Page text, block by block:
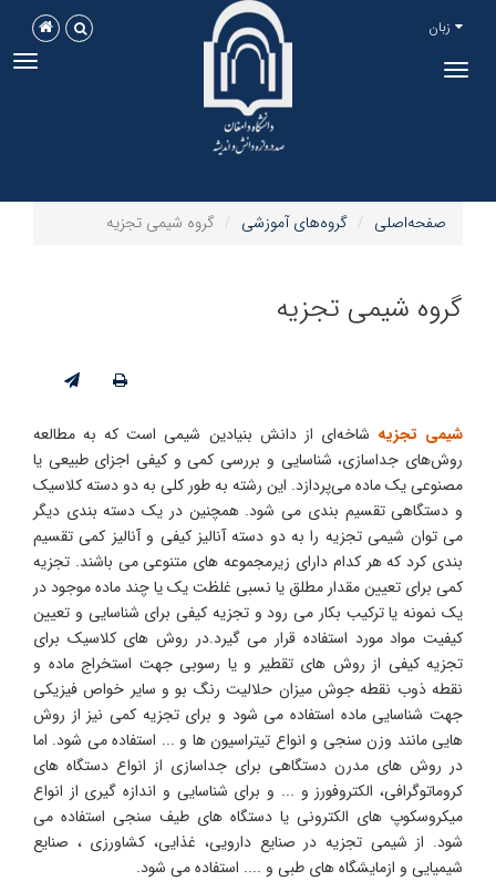
Toggle
زبان
صفحه‌اصلی گروه‌های آموزشی گروه شیمی تجزیه
گروه شیمی تجزیه
شیمی تجزیه شاخه‌ای از دانش بنیادین شیمی است که به مطالعه
روش‌های جداسازی، شناسایی و بررسی کمی و کیفی اجزای طبیعی یا
مصنوعی یک ماده می‌پردازد. این رشته به طور کلی به دو دسته کلاسیک
و دستگاهی تقسیم بندی می شود. همچنین در یک دسته بندی دیگر
می توان شیمی تجزیه را به دو دسته آنالیز کیفی و آنالیز کمی تقسیم
بندی کرد که هر کدام دارای زیرمجموعه های متنوعی می باشند. تجزیه
کمی برای تعیین مقدار مطلق یا نسبی غلظت یک یا چند ماده موجود در
یک نمونه یا ترکیب بکار می رود و تجزیه کیفی برای شناسایی و تعیین
کیفیت مواد مورد استفاده قرار می گیرد.در روش های کلاسیک برای
تجزیه کیفی از روش های تقطیر و یا رسوبی جهت استخراج ماده و
نقطه ذوب نقطه جوش میزان حلالیت رنگ بو و سایر خواص فیزیکی
جهت شناسایی ماده استفاده می شود و برای تجزیه کمی نیز از روش
هایی مانند وزن سنجی و انواع تیتراسیون ها و ... استفاده می شود. اما
در روش های مدرن دستگاهی برای جداسازی از انواع دستگاه های
کروماتوگرافی، الکتروفورز و ... و برای شناسایی و اندازه گیری از انواع
میکروسکوپ های الکترونی یا دستگاه های طیف سنجی استفاده می
شود. از شیمی تجزیه در صنایع دارویی، غذایی، کشاورزی ، صنایع
شیمیایی و ازمایشگاه های طبی و .... استفاده می شود.